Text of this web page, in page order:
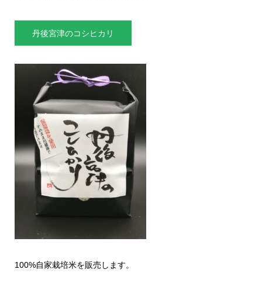
丹後宮津のコシヒカリ
100%自家栽培米を販売します。